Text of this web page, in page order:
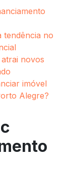
tendência no
novos
imóvel
Alegre?